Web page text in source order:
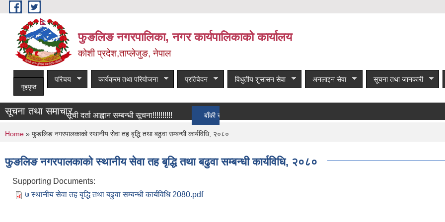
Skip to main content
फुङलिङ नगरपालिका, नगर कार्यपालिकाको कार्यालय
कोशी प्रदेश,ताप्लेजुङ, नेपाल
गृहपृष्ठ
परिचय कार्यक्रम तथा परियोजना प्रतिवेदन विधुतीय शुसासन सेवा अनलाइन सेवा सूचना तथा जानकारी
सूचना तथा समाचारसूची दर्ता आह्वान सम्बन्धी सूचना!!!!!!!!!! बाँकी समाचार
You are here
Home » फुङलिङ नगरपालकाको स्थानीय सेवा तह बृद्धि तथा बढुवा सम्बन्धी कार्यविधि, २०८०
फुङलिङ नगरपालकाको स्थानीय सेवा तह बृद्धि तथा बढुवा सम्बन्धी कार्यविधि, २०८०
Supporting Documents:
७ स्थानीय सेवा तह बृद्धि तथा बढुवा सम्बन्धी कार्यविधि 2080.pdf